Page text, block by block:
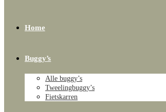
Home
Buggy’s
Alle buggy’s
Tweelingbuggy’s
Fietskarren